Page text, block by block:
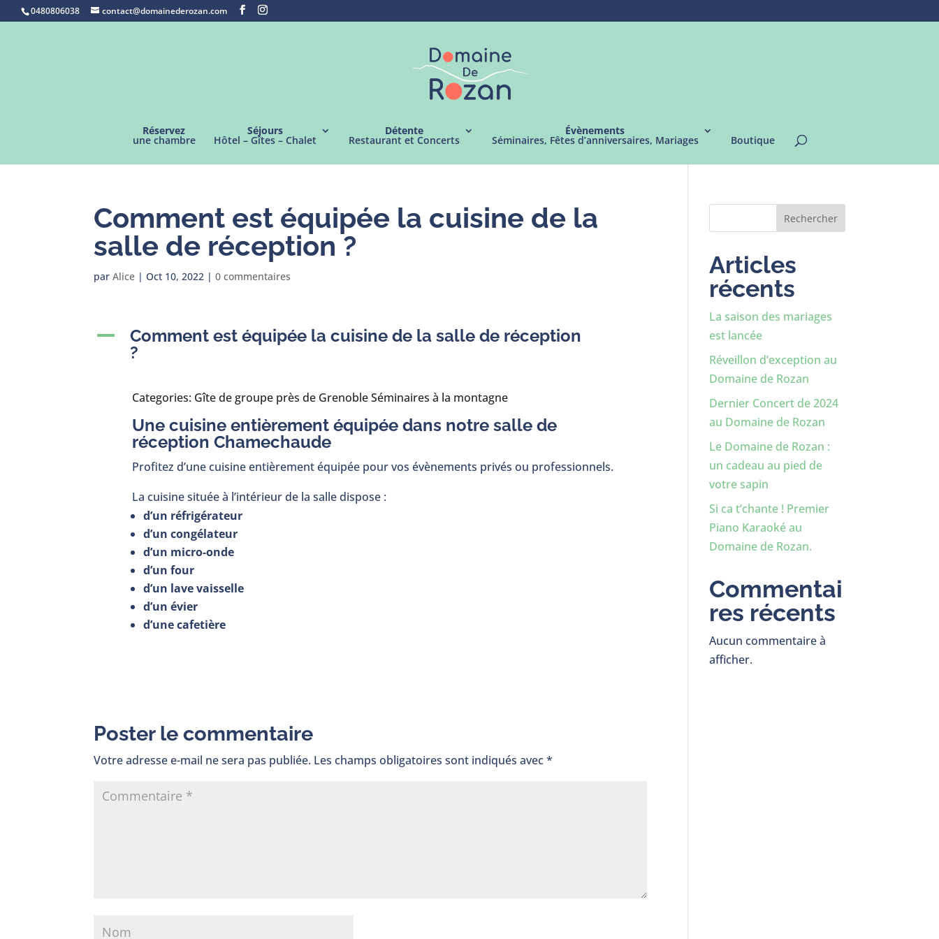
0480806038 contact@domainederozan.com
Réservez
une chambre
Séjours
Hôtel – Gîtes – Chalet
Détente
Restaurant et Concerts
Évènements
Séminaires, Fêtes d’anniversaires, Mariages Boutique
Comment est équipée la cuisine de la
salle de réception ?
parAlice |Oct 10, 2022 |0 commentaires
A
Comment est équipée la cuisine de la salle de réception
?
Categories: Gîte de groupe près de Grenoble Séminaires à la montagne
Une cuisine entièrement équipée dans notre salle de
réception Chamechaude
Profitez d’une cuisine entièrement équipée pour vos évènements privés ou professionnels.
La cuisine située à l’intérieur de la salle dispose :
d’un réfrigérateur
d’un congélateur
d’un micro-onde
d’un four
d’un lave vaisselle
d’un évier
d’une cafetière
Poster le commentaire
Votre adresse e-mail ne sera pas publiée. Les champs obligatoires sont indiqués avec*
Rechercher
Articles
récents
La saison des mariages
est lancée
Réveillon d’exception au
Domaine de Rozan
Dernier Concert de 2024
au Domaine de Rozan
Le Domaine de Rozan :
un cadeau au pied de
votre sapin
Si ca t’chante ! Premier
Piano Karaoké au
Domaine de Rozan.
Commentai
res récents
Aucun commentaire à
afficher.